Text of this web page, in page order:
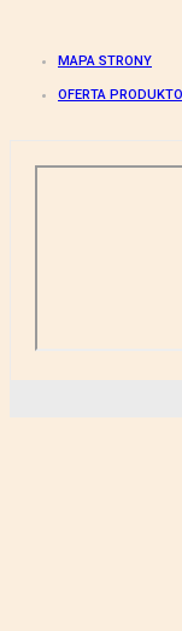
MAPA STRONY
OFERTA